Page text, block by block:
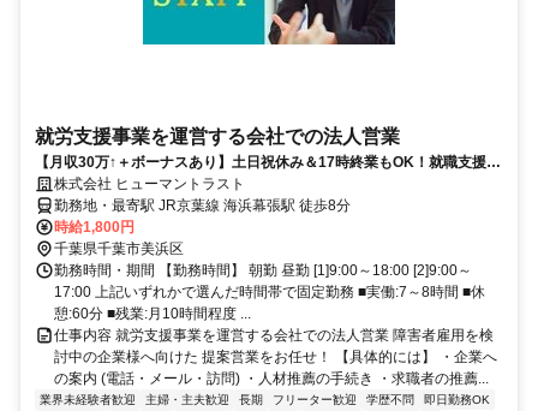
就労支援事業を運営する会社での法人営業
【月収30万↑＋ボーナスあり】土日祝休み＆17時終業もOK！就職支援の
法人営業◆海浜幕張
株式会社 ヒューマントラスト
勤務地・最寄駅 JR京葉線 海浜幕張駅 徒歩8分
時給1,800円
千葉県千葉市美浜区
勤務時間・期間 【勤務時間】 朝勤 昼勤 [1]9:00～18:00 [2]9:00～
17:00 上記いずれかで選んだ時間帯で固定勤務 ■実働:7～8時間 ■休
憩:60分 ■残業:月10時間程度 ...
仕事内容 就労支援事業を運営する会社での法人営業 障害者雇用を検
討中の企業様へ向けた 提案営業をお任せ！ 【具体的には】 ・企業へ
の案内 (電話・メール・訪問) ・人材推薦の手続き ・求職者の推薦...
業界未経験者歓迎 主婦・主夫歓迎 長期 フリーター歓迎 学歴不問
即日勤務OK